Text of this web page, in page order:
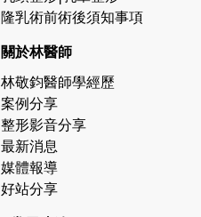
隆乳術前術後須知事項
關於林醫師
林敬鈞醫師學經歷
案例分享
整形影音分享
最新消息
媒體報導
好站分享